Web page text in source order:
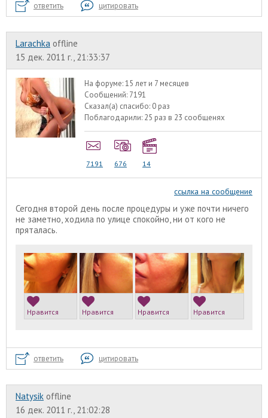
ответить цитировать
Larachka offline
15 дек. 2011 г., 21:33:37
На форуме:15 лет и 7 месяцев
Сообщений: 7191
Сказал(а) спасибо: 0 раз
Поблагодарили: 25 раз в 23 сообщенях
7191 676 14
ссылка на сообщение
Сегодня второй день после процедуры и уже почти ничего
не заметно, ходила по улице спокойно, ни от кого не
пряталась.
Нравится Нравится Нравится Нравится
ответить цитировать
Natysik offline
16 дек. 2011 г., 21:02:28